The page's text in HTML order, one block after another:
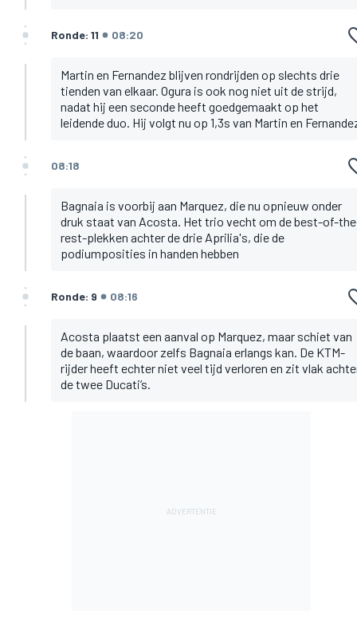
Ronde: 11 08:20
Martin en Fernandez blijven rondrijden op slechts drie
tienden van elkaar. Ogura is ook nog niet uit de strijd,
nadat hij een seconde heeft goedgemaakt op het
leidende duo. Hij volgt nu op 1,3s van Martin en
08:18
Bagnaia is voorbij aan Marquez, die nu opnieuw onder
druk staat van Acosta. Het trio vecht om de best-of-
rest-plekken achter de drie Aprilia's, die de
podiumposities in handen hebben
Ronde: 9 08:16
Acosta plaatst een aanval op Marquez, maar schiet van
de baan, waardoor zelfs Bagnaia erlangs kan. De KTM-
rijder heeft echter niet veel tijd verloren en zit vlak
de twee Ducati’s.